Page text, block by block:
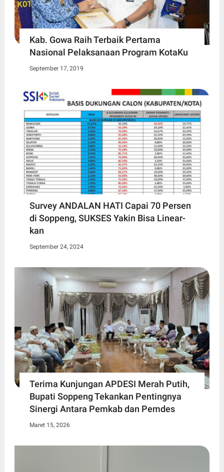
Kab. Gowa Raih Terbaik Pertama
Nasional Pelaksanaan Program KotaKu
September 17, 2019
Survey ANDALAN HATI Capai 70 Persen
di Soppeng, SUKSES Yakin Bisa Linear-
kan
September 24, 2024
Terima Kunjungan APDESI Merah Putih,
Bupati Soppeng Tekankan Pentingnya
Sinergi Antara Pemkab dan Pemdes
Maret 15, 2026